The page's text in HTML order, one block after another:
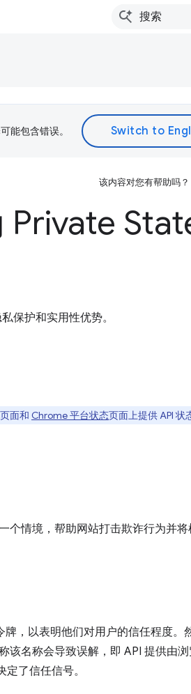
能包含错误。
该内容对您有帮助吗？
Private
保护和实用性优势。
面和 Chrome 平台状态页面上提供 API 状
个情境，帮助网站打击欺诈行为并
牌，以表明他们对用户的信任程度。
该名称会导致误解，即 API 提供由
了信任信号。